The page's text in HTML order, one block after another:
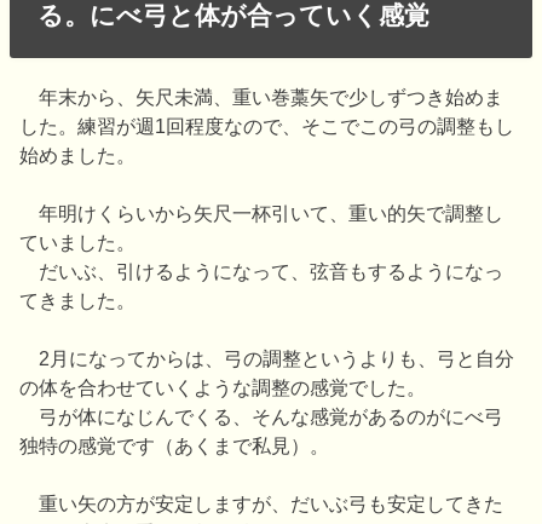
る。にべ弓と体が合っていく感覚
年末から、矢尺未満、重い巻藁矢で少しずつき始めま
した。練習が週1回程度なので、そこでこの弓の調整もし
始めました。
年明けくらいから矢尺一杯引いて、重い的矢で調整し
ていました。
だいぶ、引けるようになって、弦音もするようになっ
てきました。
2月になってからは、弓の調整というよりも、弓と自分
の体を合わせていくような調整の感覚でした。
弓が体になじんでくる、そんな感覚があるのがにべ弓
独特の感覚です（あくまで私見）。
重い矢の方が安定しますが、だいぶ弓も安定してきた